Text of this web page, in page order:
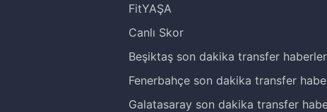
FitYAŞA
Canlı Skor
Beşiktaş son dakika transfer
Fenerbahçe son dakika transfer
Galatasaray son dakika transfer